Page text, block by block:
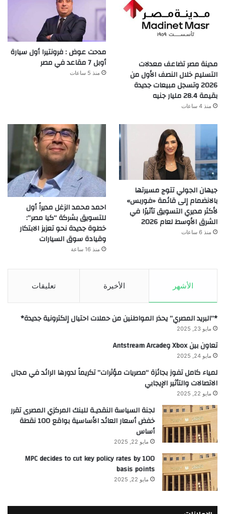
مدينة مصر تضاعف معدلات
التسليم خلال النصف الأول من
2026 وتسجل مبيعات جديدة
بقيمة 28.4 مليار جنيه
منذ 4 ساعات
مدحت عوض : فرونتيرا أول سيارة
أوبل 7 مقاعد في مصر
منذ 5 ساعات
جيهان الجولي تتوج مسيرتها
بالانضمام إلى قائمة «فوربس»
لأكثر مديري التسويق تأثيرًا في
الشرق الأوسط لعام 2026
منذ 6 ساعات
احمد محمد الزغل مديراً أول
للتسويق بشركة “كيا مصر”:
خطوة جديدة نحو تعزيز الابتكار
وقيادة سوق السيارات
منذ 16 ساعة
الأشهر الأخيرة تعليقات
*”البريد المصري” يحذر المواطنين من حملات احتيال إلكترونية جديدة*
مايو 23, 2025
تعاون بين Xbox وAntstream Arcade
مايو 24, 2025
لمياء كامل تفوز بجائزة “مصريات مؤثرات” تكريماً لدورها الرائد في مجال
الاتصالات والتأثير الإيجابي
مايو 22, 2025
لجنة السياسة النقديـة للبنك المركزي المصرى تقرر
خفض أسعار العائد الأساسية بواقع 100 نقطة
أساس
مايو 22, 2025
MPC decides to cut key policy rates by 100
basis points
مايو 22, 2025